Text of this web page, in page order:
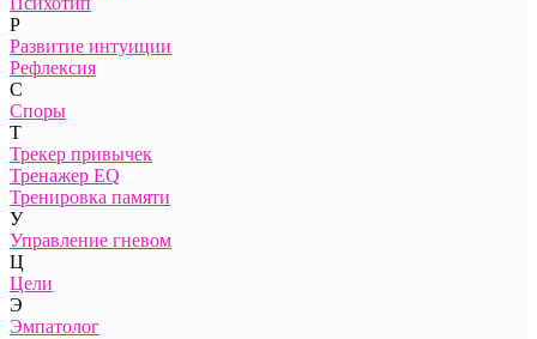
Р
Развитие интуиции
Рефлексия
С
Споры
Т
Трекер привычек
Тренажер EQ
Тренировка памяти
У
Управление гневом
Ц
Цели
Э
Эмпатолог